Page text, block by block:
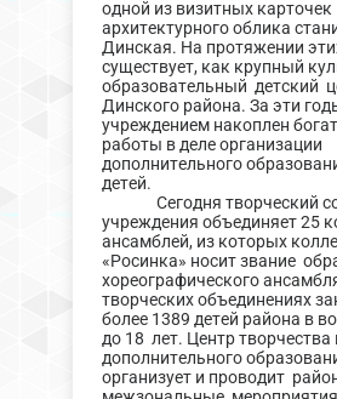
одной из визитных карточек
архитектурного облика
Динская. На протяжении
существует, как крупный
образовательный детский
Динского района. За эти
учреждением накоплен
работы в деле организации
дополнительного
детей.
Сегодня творческий
учреждения объединяет 25
ансамблей, из которых
«Росинка» носит звание
хореографического
творческих объединениях
более 1389 детей района в
до 18 лет. Центр творчества
дополнительного
организует и проводит